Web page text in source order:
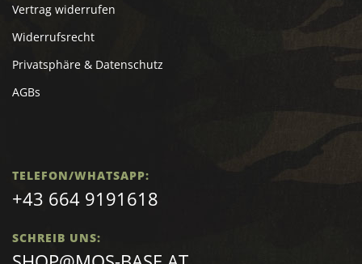
Vertrag widerrufen
Widerrufsrecht
Privatsphäre & Datenschutz
AGBs
TELEFON/WHATSAPP:
+43 664 9191618
SCHREIB UNS: